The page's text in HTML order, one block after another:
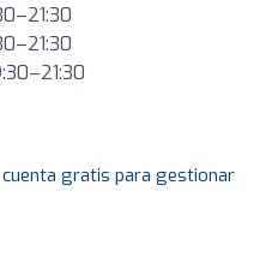
gratis para gestionar